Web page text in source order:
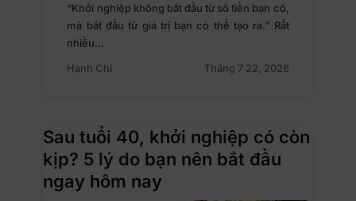
“Khởi nghiệp không bắt đầu từ số tiền bạn có,
mà bắt đầu từ giá trị bạn có thể tạo ra.” Rất
nhiều…
Hạnh Chi
Tháng 7 22, 2026
Sau tuổi 40, khởi nghiệp có còn
kịp? 5 lý do bạn nên bắt đầu
ngay hôm nay